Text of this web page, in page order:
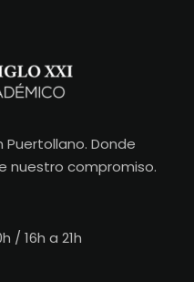
Donde
nuestro compromiso.
/ 16h a 21h